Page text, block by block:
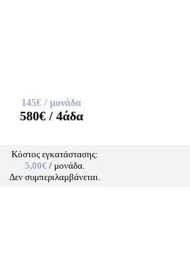
145€ / μονάδα
580€/ 4άδα
Κόστος εγκατάστασης:
5,00€ / μονάδα.
Δεν συμπεριλαμβάνεται.